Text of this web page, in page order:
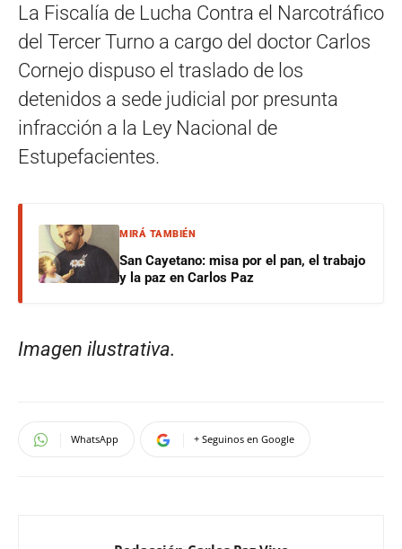
La Fiscalía de Lucha Contra el Narcotráfico
del Tercer Turno a cargo del doctor Carlos
Cornejo dispuso el traslado de los
detenidos a sede judicial por presunta
infracción a la Ley Nacional de
Estupefacientes.
MIRÁ TAMBIÉN
San Cayetano: misa por el pan, el trabajo
y la paz en Carlos Paz
Imagen ilustrativa.
WhatsApp + Seguinos en Google